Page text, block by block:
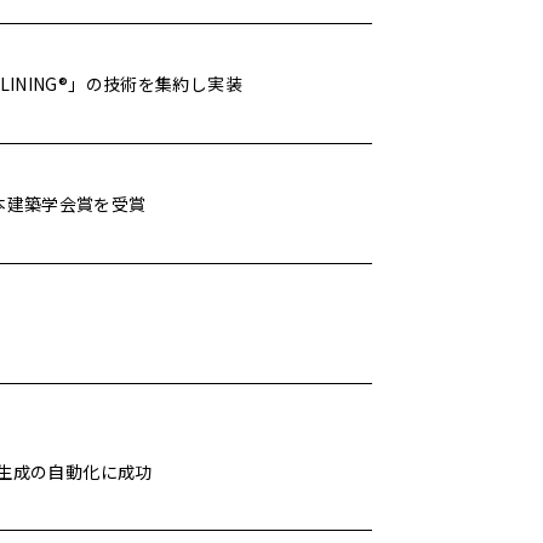
」の技術を集約し実装
築学会賞を受賞
成の自動化に成功